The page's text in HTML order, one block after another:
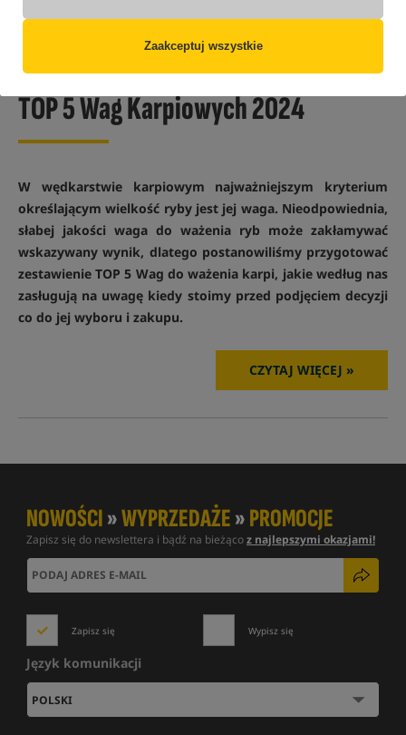
Zaakceptuj wszystkie
07 LISTOPADA 2023 R. | ADAM SKRZYPEK
Rankingi i porównania Maty, worki, wagi i bezpieczeństwo karpia
TOP 5 Wag Karpiowych 2024
W wędkarstwie karpiowym najważniejszym kryterium
określającym wielkość ryby jest jej waga. Nieodpowiednia,
słabej jakości waga do ważenia ryb może zakłamywać
wskazywany wynik, dlatego postanowiliśmy przygotować
zestawienie TOP 5 Wag do ważenia karpi, jakie według nas
zasługują na uwagę kiedy stoimy przed podjęciem decyzji
co do jej wyboru i zakupu.
CZYTAJ WIĘCEJ »
NOWOŚCI»WYPRZEDAŻE»PROMOCJE
Zapisz się do newslettera i bądź na bieżącoz najlepszymi okazjami!
Zapisz się Wypisz się
Język komunikacji